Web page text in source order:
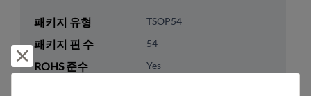
패키지 유형 TSOP54
패키지 핀 수 54
ROHS 준수 Yes
거부 및 닫기